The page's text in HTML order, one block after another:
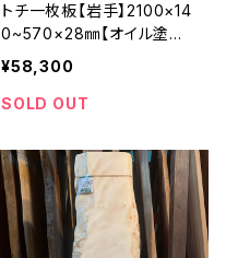
トチ一枚板【岩手】2100×14
0~570×28㎜【オイル塗装
仕上げ済み】
¥58,300
SOLD OUT